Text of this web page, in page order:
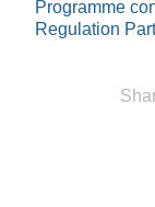
Programme
Regulation